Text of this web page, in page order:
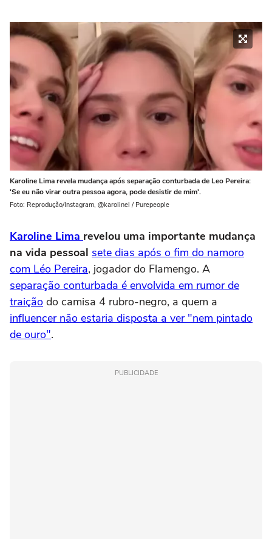
Karoline Lima revela mudança após separação conturbada de Leo Pereira:
'Se eu não virar outra pessoa agora, pode desistir de mim'.
Foto: Reprodução/Instagram, @karolinel / Purepeople
Karoline Lima revelou uma importante mudança
na vida pessoal sete dias após o fim do namoro
com Léo Pereira, jogador do Flamengo. A
separação conturbada é envolvida em rumor de
traição do camisa 4 rubro-negro, a quem a
influencer não estaria disposta a ver "nem pintado
de ouro".
PUBLICIDADE